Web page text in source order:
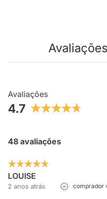
Avaliações
4.7
48 avaliações
LOUISE
2 anos atrás comprador